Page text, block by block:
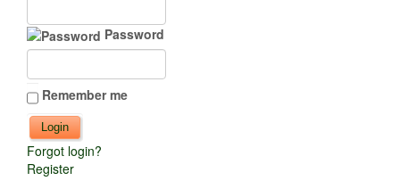
Password
Remember me
Forgot login?
Register